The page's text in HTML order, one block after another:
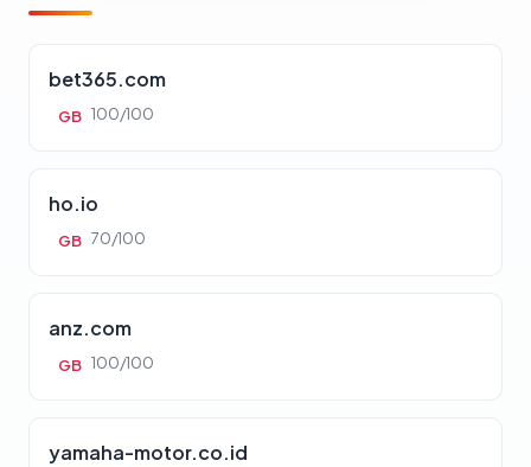
bet365.com
GB 100/100
ho.io
GB 70/100
anz.com
GB 100/100
yamaha-motor.co.id